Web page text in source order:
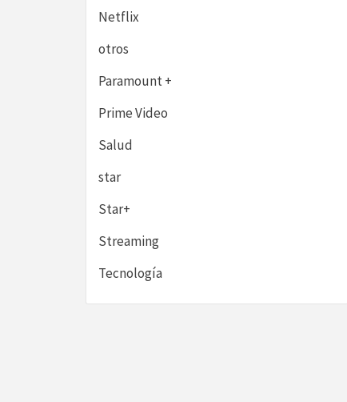
Netflix
otros
Paramount +
Prime Video
Salud
star
Star+
Streaming
Tecnología